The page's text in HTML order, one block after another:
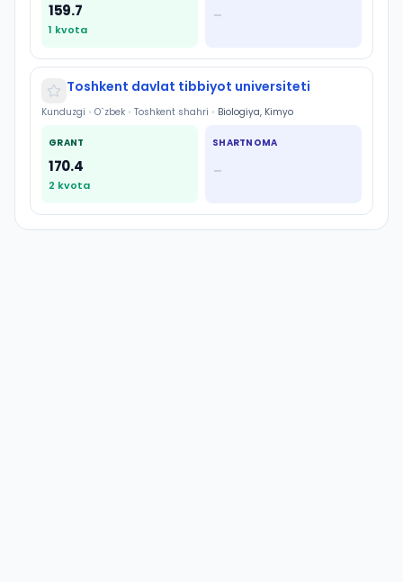
159.7
1 kvota
—
Toshkent davlat tibbiyot universiteti
Kunduzgi • O`zbek • Toshkent shahri • Biologiya, Kimyo
GRANT
170.4
2 kvota
SHARTNOMA
—